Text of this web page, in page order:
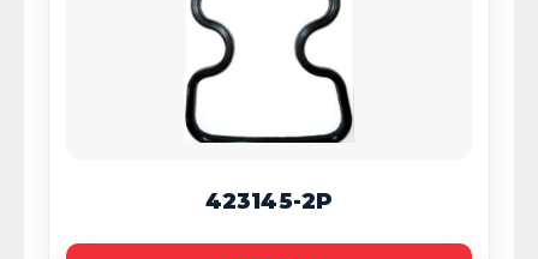
423145-2P